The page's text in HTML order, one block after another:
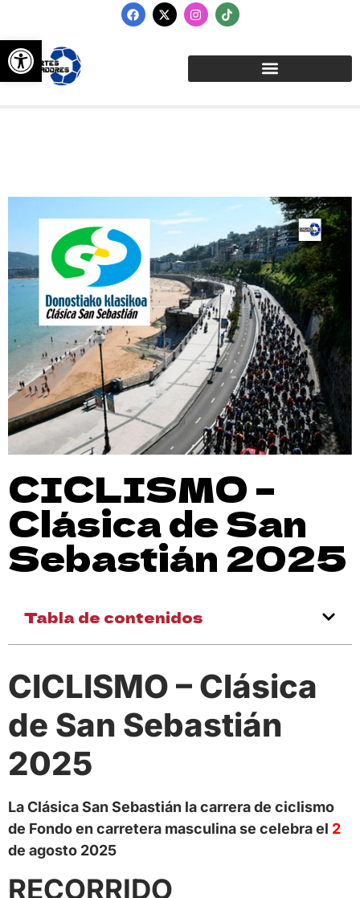
Abrir barra de herramientas
CICLISMO –
Clásica de San
Sebastián 2025
Tabla de contenidos
CICLISMO – Clásica
de San Sebastián
2025
La Clásica San Sebastián la carrera de ciclismo
de Fondo en carretera masculina se celebra el 2
de agosto 2025
RECORRIDO